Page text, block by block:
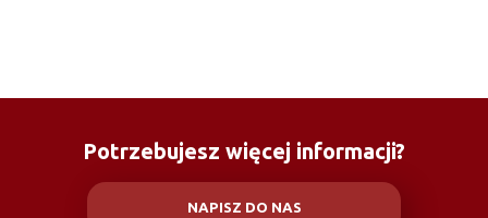
Potrzebujesz więcej informacji?
NAPISZ DO NAS